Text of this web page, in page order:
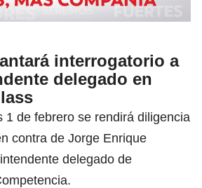
interrogatorio a
delegado en
1 de febrero se rendirá diligencia
contra de Jorge Enrique
delegado de